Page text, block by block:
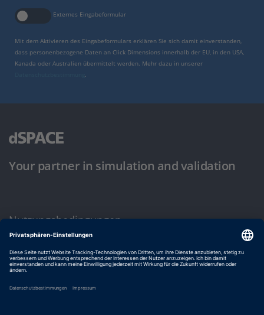
Externes Eingabeformular
Mit dem Aktivieren des Eingabeformulars erklären Sie sich damit einverstanden,
dass personenbezogene Daten an Click Dimensions innerhalb der EU, in den USA,
Kanada oder Australien übermittelt werden. Mehr dazu in unserer
.
Your partner in simulation and validation
Nutzungsbedingungen
Impressum & Allgemeine Geschäftsbedingungen